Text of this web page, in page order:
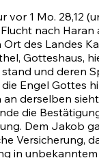
vor 1 Mo. 28,12
nach Haran
des Landes
Gotteshaus,
und deren
Engel Gottes
an derselben
die
Dem Jakob
Versicherung,
in